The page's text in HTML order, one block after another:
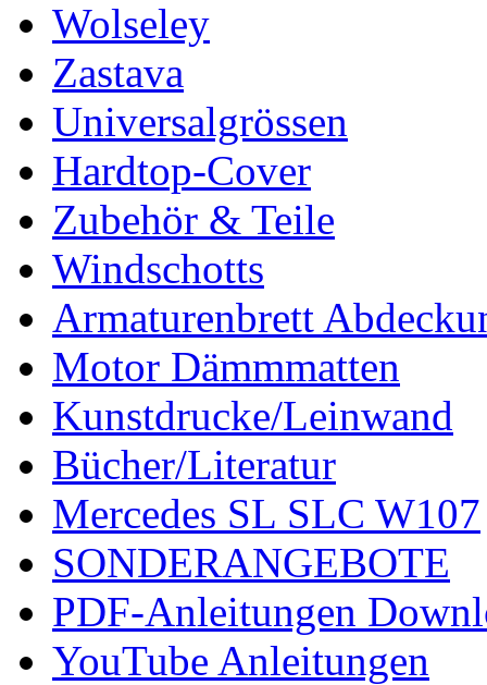
Wolseley
Zastava
Universalgrössen
Hardtop-Cover
Zubehör & Teile
Windschotts
Armaturenbrett
Motor Dämmmatten
Kunstdrucke/Leinwand
Bücher/Literatur
Mercedes SL SLC W107
SONDERANGEBOTE
PDF-Anleitungen
YouTube Anleitungen